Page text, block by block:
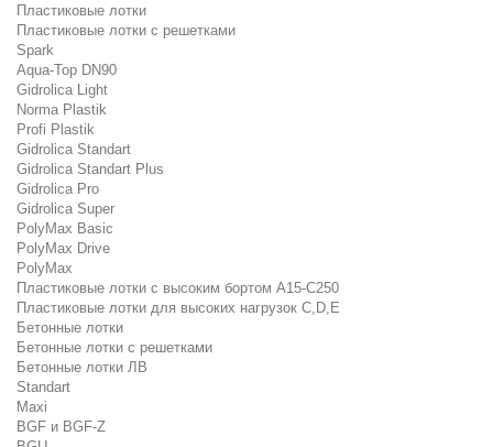
Пластиковые лотки
Пластиковые лотки с решетками
Spark
Aqua-Top DN90
Gidrolica Light
Norma Plastik
Profi Plastik
Gidrolica Standart
Gidrolica Standart Plus
Gidrolica Pro
Gidrolica Super
PolyMax Basic
PolyMax Drive
PolyMax
Пластиковые лотки с высоким бортом А15-C250
Пластиковые лотки для высоких нагрузок C,D,E
Бетонные лотки
Бетонные лотки с решетками
Бетонные лотки ЛВ
Standart
Maxi
BGF и BGF-Z